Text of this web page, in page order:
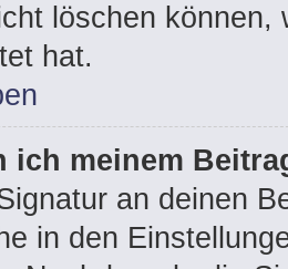
löschen können,
hat.
ich meinem
an deinen
in den